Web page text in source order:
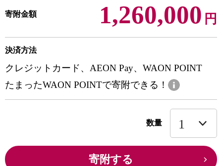
寄附金額 1,260,000 円
決済方法
クレジットカード、AEON Pay、WAON POINT
たまったWAON POINTで寄附できる！
数量
寄附する